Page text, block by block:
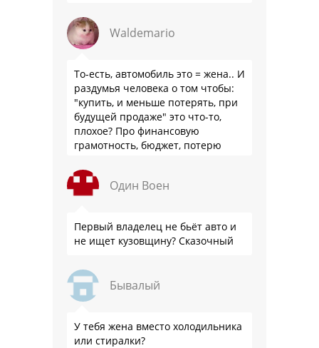
лет …
Waldemario
То-есть, автомобиль это = жена.. И
раздумья человека о том чтобы:
"купить, и меньше потерять, при
будущей продаже" это что-то,
плохое? Про финансовую
грамотность, бюджет, потерю
слышали?
Один Воен
Первый владелец не бьёт авто и
не ищет кузовщину? Сказочный
Бывалый
У тебя жена вместо холодильника
или стиралки?